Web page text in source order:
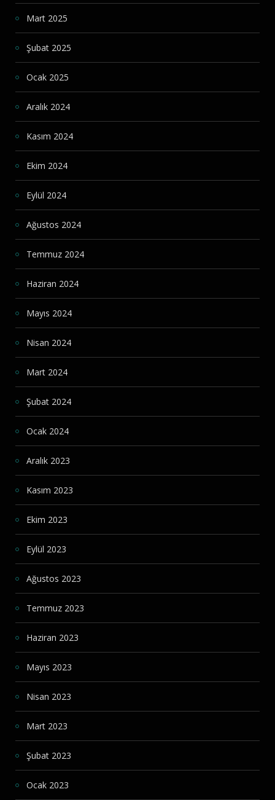
Mart 2025
Şubat 2025
Ocak 2025
Aralık 2024
Kasım 2024
Ekim 2024
Eylül 2024
Ağustos 2024
Temmuz 2024
Haziran 2024
Mayıs 2024
Nisan 2024
Mart 2024
Şubat 2024
Ocak 2024
Aralık 2023
Kasım 2023
Ekim 2023
Eylül 2023
Ağustos 2023
Temmuz 2023
Haziran 2023
Mayıs 2023
Nisan 2023
Mart 2023
Şubat 2023
Ocak 2023